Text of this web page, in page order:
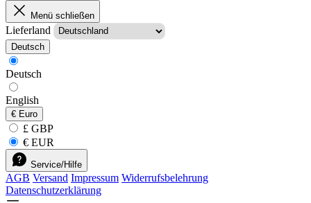
Menü schließen
Lieferland
Deutsch
Deutsch
English
€ Euro
£ GBP
€ EUR
Service/Hilfe
AGB Versand Impressum Widerrufsbelehrung
Datenschutzerklärung